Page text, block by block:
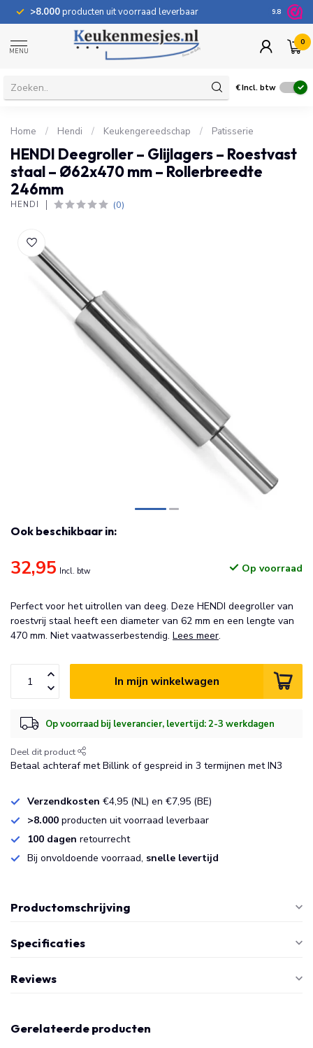
>8.000producten uit voorraad leverbaar 100
9.8
MENU
0
€Incl. btw
Home / Hendi / Keukengereedschap / Patisserie
HENDI Deegroller – Glijlagers – Roestvast
staal – Ø62x470 mm – Rollerbreedte
246mm
HENDI (0)
Ook beschikbaar in:
32,95 Incl. btw Op voorraad
Perfect voor het uitrollen van deeg. Deze HENDI deegroller van
roestvrij staal heeft een diameter van 62 mm en een lengte van
470 mm. Niet vaatwasserbestendig. Lees meer.
In mijn winkelwagen
Op voorraad bij leverancier, levertijd: 2-3 werkdagen
Deel dit product
Betaal achteraf met Billink of gespreid in 3 termijnen met IN3
Verzendkosten €4,95 (NL) en €7,95 (BE)
>8.000 producten uit voorraad leverbaar
100 dagen retourrecht
Bij onvoldoende voorraad, snelle levertijd
Productomschrijving
Specificaties
Reviews
Gerelateerde producten